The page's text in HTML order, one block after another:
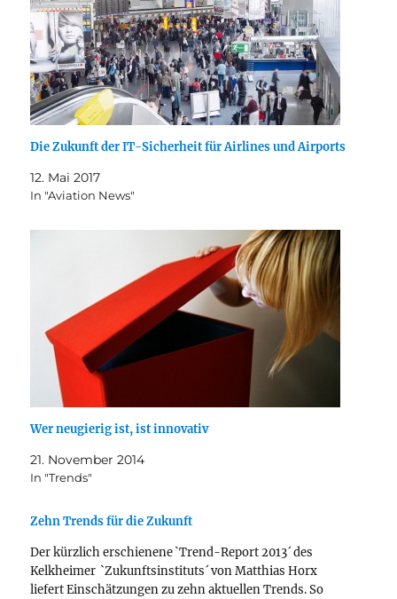
Die Zukunft der IT-Sicherheit für Airlines und Airports
12. Mai 2017
In "Aviation News"
Wer neugierig ist, ist innovativ
21. November 2014
In "Trends"
Zehn Trends für die Zukunft
Der kürzlich erschienene `Trend-Report 2013´ des
Kelkheimer `Zukunftsinstituts´ von Matthias Horx
liefert Einschätzungen zu zehn aktuellen Trends. So